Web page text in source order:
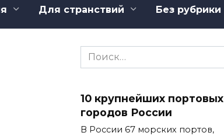
Для странствий Без рубрики
Search
for:
10 крупнейших портовых
городов России
В России 67 морских портов,